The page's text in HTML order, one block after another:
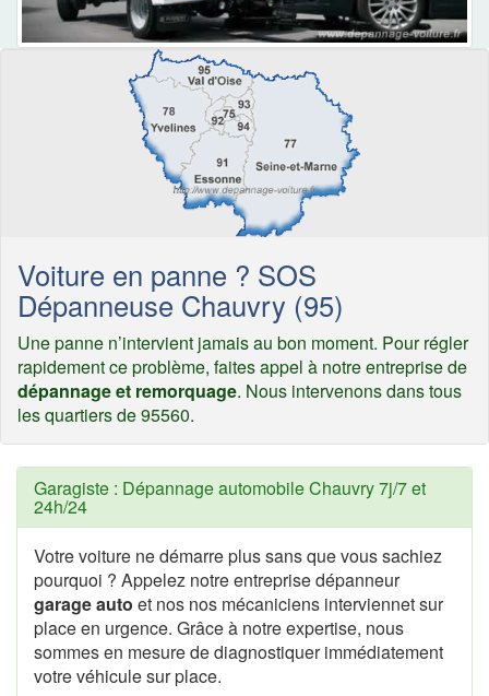
Voiture en panne ? SOS
Dépanneuse Chauvry (95)
Une panne n’intervient jamais au bon moment. Pour régler
rapidement ce problème, faites appel à notre entreprise de
dépannage et remorquage. Nous intervenons dans tous
les quartiers de 95560.
Garagiste : Dépannage automobile Chauvry 7j/7 et
24h/24
Votre voiture ne démarre plus sans que vous sachiez
pourquoi ? Appelez notre entreprise dépanneur
garage auto et nos nos mécaniciens interviennet sur
place en urgence. Grâce à notre expertise, nous
sommes en mesure de diagnostiquer immédiatement
votre véhicule sur place.